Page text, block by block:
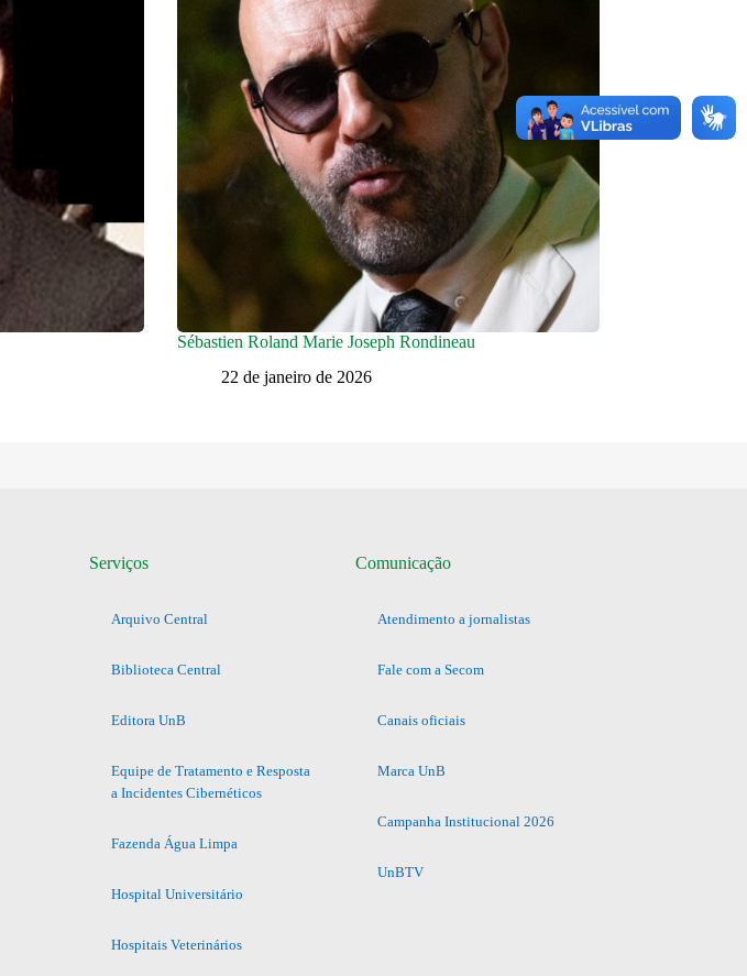
Sébastien Roland Marie Joseph Rondineau
22 de janeiro de 2026
Serviços
Arquivo Central
Biblioteca Central
Editora UnB
Equipe de Tratamento e Resposta
a Incidentes Cibernéticos
Fazenda Água Limpa
Hospital Universitário
Hospitais Veterinários
Comunicação
Atendimento a jornalistas
Fale com a Secom
Canais oficiais
Marca UnB
Campanha Institucional 2026
UnBTV